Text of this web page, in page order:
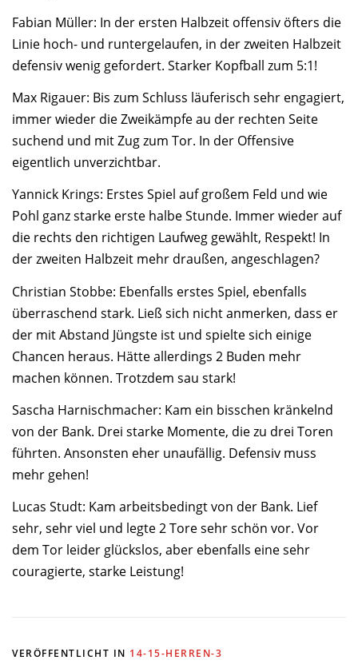
Fabian Müller: In der ersten Halbzeit offensiv öfters die
Linie hoch- und runtergelaufen, in der zweiten Halbzeit
defensiv wenig gefordert. Starker Kopfball zum 5:1!
Max Rigauer: Bis zum Schluss läuferisch sehr engagiert,
immer wieder die Zweikämpfe au der rechten Seite
suchend und mit Zug zum Tor. In der Offensive
eigentlich unverzichtbar.
Yannick Krings: Erstes Spiel auf großem Feld und wie
Pohl ganz starke erste halbe Stunde. Immer wieder auf
die rechts den richtigen Laufweg gewählt, Respekt! In
der zweiten Halbzeit mehr draußen, angeschlagen?
Christian Stobbe: Ebenfalls erstes Spiel, ebenfalls
überraschend stark. Ließ sich nicht anmerken, dass er
der mit Abstand Jüngste ist und spielte sich einige
Chancen heraus. Hätte allerdings 2 Buden mehr
machen können. Trotzdem sau stark!
Sascha Harnischmacher: Kam ein bisschen kränkelnd
von der Bank. Drei starke Momente, die zu drei Toren
führten. Ansonsten eher unaufällig. Defensiv muss
mehr gehen!
Lucas Studt: Kam arbeitsbedingt von der Bank. Lief
sehr, sehr viel und legte 2 Tore sehr schön vor. Vor
dem Tor leider glückslos, aber ebenfalls eine sehr
couragierte, starke Leistung!
VERÖFFENTLICHT IN 14-15-HERREN-3